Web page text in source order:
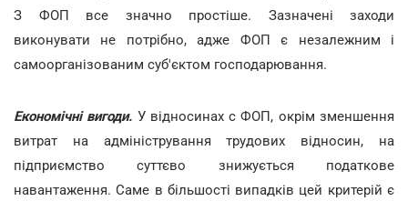
З ФОП все значно простіше. Зазначені заходи
виконувати не потрібно, адже ФОП є незалежним і
самоорганізованим суб'єктом господарювання.
Економічні вигоди. У відносинах с ФОП, окрім зменшення
витрат на адміністрування трудових відносин, на
підприємство суттєво знижується податкове
навантаження. Саме в більшості випадків цей критерій є